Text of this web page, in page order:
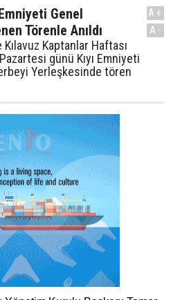
Genel
Törenle Anıldı
Kaptanlar Haftası
günü Kıyı Emniyeti
Yerleşkesinde tören
A+
A-